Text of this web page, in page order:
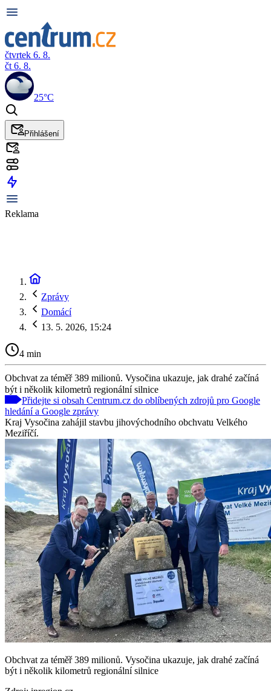
čtvrtek 6. 8.
čt 6. 8.
25°C
Přihlášení
Reklama
Zprávy
Domácí
13. 5. 2026, 15:24
4 min
Obchvat za téměř 389 milionů. Vysočina ukazuje, jak drahé začíná
být i několik kilometrů regionální silnice
Přidejte si obsah Centrum.cz do oblíbených zdrojů pro Google
hledání a Google zprávy
Kraj Vysočina zahájil stavbu jihovýchodního obchvatu Velkého
Meziříčí.
Obchvat za téměř 389 milionů. Vysočina ukazuje, jak drahé začíná
být i několik kilometrů regionální silnice